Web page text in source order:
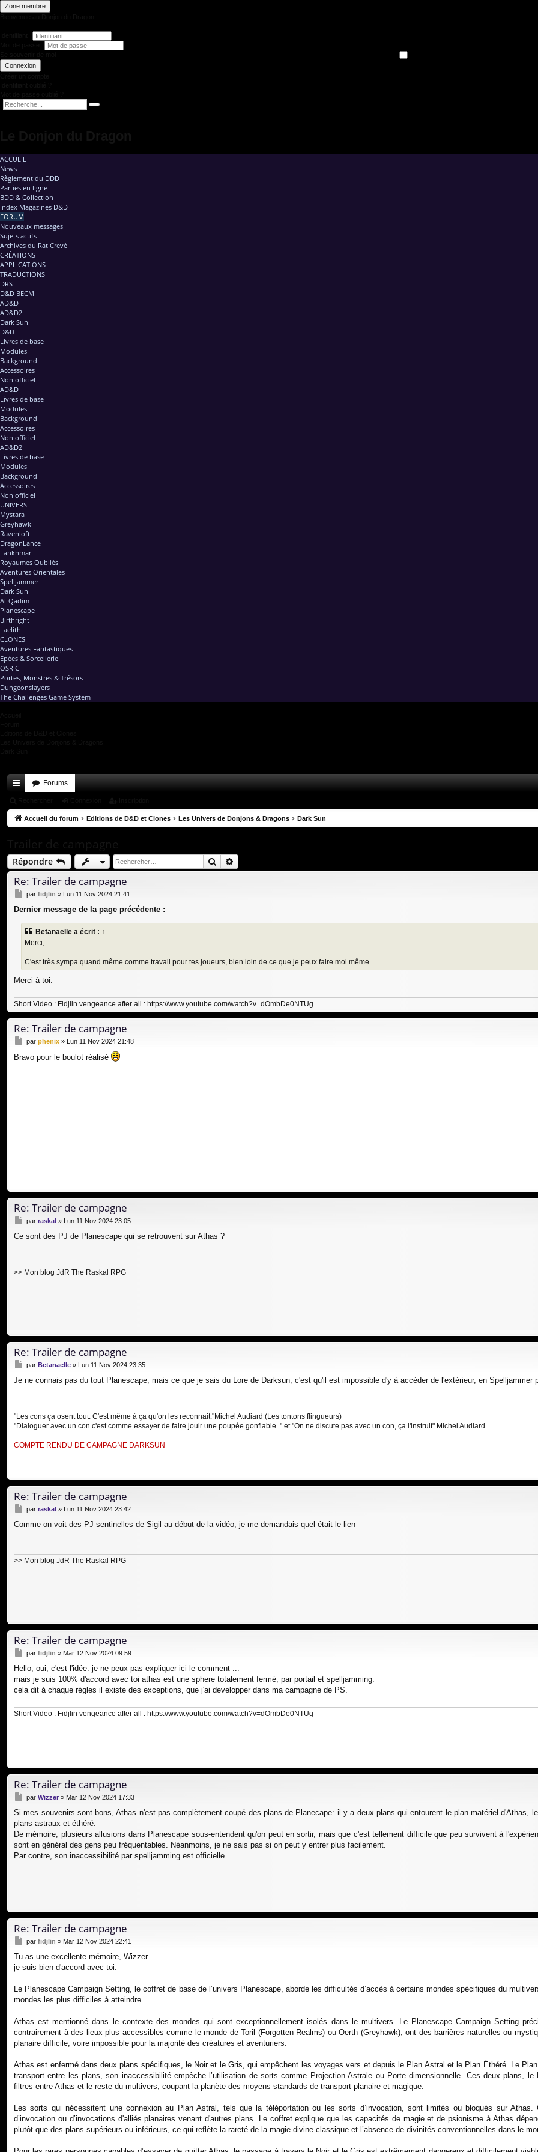
Zone membre
Connexion
ACCUEIL
News
Règlement du DDD
Parties en ligne
BDD & Collection
Index Magazines D&D
FORUM
Nouveaux messages
Sujets actifs
Archives du Rat Crevé
CRÉATIONS
APPLICATIONS
TRADUCTIONS
DRS
D&D BECMI
AD&D
AD&D2
Dark Sun
D&D
Livres de base
Modules
Background
Accessoires
Non officiel
AD&D
Livres de base
Modules
Background
Accessoires
Non officiel
AD&D2
Livres de base
Modules
Background
Accessoires
Non officiel
UNIVERS
Mystara
Greyhawk
Ravenloft
DragonLance
Lankhmar
Royaumes Oubliés
Aventures Orientales
Spelljammer
Dark Sun
Al-Qadim
Planescape
Birthright
Laelith
CLONES
Aventures Fantastiques
Epées & Sorcellerie
OSRIC
Portes, Monstres & Trésors
Dungeonslayers
The Challenges Game System
co
ci
s
Forums
Accueil du forum Editions de D&D et Clones Les Univers de Donjons & Dragons Dark Sun
Répondre Rechercher
Re: Trailer de campagne
M
s
a
g
e
par fidjlin » Lun 11 Nov 2024 21:41
Dernier message de la page précédente :
Betanaelle a écrit : ↑
Merci,
C'est très sympa quand même comme travail pour tes joueurs, bien loin de ce que je peux faire moi même.
Merci à toi.
Short Video : Fidjlin vengeance after all : https://www.youtube.com/watch?v=dOmbDe0NTUg
Re: Trailer de campagne
M
s
par phenix » Lun 11 Nov 2024 21:48
Bravo pour le boulot réalisé
Re: Trailer de campagne
M
s
g
e
par raskal » Lun 11 Nov 2024 23:05
Ce sont des PJ de Planescape qui se retrouvent sur Athas ?
>> Mon blog JdR The Raskal RPG
Re: Trailer de campagne
M
s
g
e
par Betanaelle » Lun 11 Nov 2024 23:35
Je ne connais pas du tout Planescape, mais ce que je sais du Lore de Darksun, c'est qu'il est impossible d'y à accéder de l'extérieur, en Spelljammer
"Les cons ça osent tout. C'est même à ça qu'on les reconnait."Michel Audiard (Les tontons flingueurs)
"Dialoguer avec un con c'est comme essayer de faire jouir une poupée gonflable. " et "On ne discute pas avec un con, ça l'instruit" Michel Audiard
COMPTE RENDU DE CAMPAGNE DARKSUN
Re: Trailer de campagne
M
s
g
e
par raskal » Lun 11 Nov 2024 23:42
Comme on voit des PJ sentinelles de Sigil au début de la vidéo, je me demandais quel était le lien
>> Mon blog JdR The Raskal RPG
Re: Trailer de campagne
M
s
s
a
e
par fidjlin » Mar 12 Nov 2024 09:59
Hello, oui, c'est l'idée. je ne peux pas expliquer ici le comment ...
mais je suis 100% d'accord avec toi athas est une sphere totalement fermé, par portail et spelljamming.
cela dit à chaque régles il existe des exceptions, que j'ai developper dans ma campagne de PS.
Short Video : Fidjlin vengeance after all : https://www.youtube.com/watch?v=dOmbDe0NTUg
Re: Trailer de campagne
M
s
s
a
g
par Wizzer » Mar 12 Nov 2024 17:33
Si mes souvenirs sont bons, Athas n'est pas complètement coupé des plans de Planecape: il y a deux plans qui entourent le plan matériel d'Athas,
plans astraux et éthéré.
De mémoire, plusieurs allusions dans Planescape sous-entendent qu'on peut en sortir, mais que c'est tellement difficile que peu survivent à
sont en général des gens peu fréquentables. Néanmoins, je ne sais pas si on peut y entrer plus facilement.
Par contre, son inaccessibilité par spelljamming est officielle.
Re: Trailer de campagne
M
s
s
g
par fidjlin » Mar 12 Nov 2024 22:41
Tu as une excellente mémoire, Wizzer.
je suis bien d'accord avec toi.
Le Planescape Campaign Setting, le coffret de base de l’univers Planescape, aborde les difficultés d’accès à certains mondes spécifiques du
mondes les plus difficiles à atteindre.
Athas est mentionné dans le contexte des mondes qui sont exceptionnellement isolés dans le multivers. Le Planescape Campaign Setting
contrairement à des lieux plus accessibles comme le monde de Toril (Forgotten Realms) ou Oerth (Greyhawk), ont des barrières naturelles ou
planaire difficile, voire impossible pour la majorité des créatures et aventuriers.
Athas est enfermé dans deux plans spécifiques, le Noir et le Gris, qui empêchent les voyages vers et depuis le Plan Astral et le Plan Éthéré. Le
transport entre les plans, son inaccessibilité empêche l’utilisation de sorts comme Projection Astrale ou Porte dimensionnelle. Ces deux plans,
filtres entre Athas et le reste du multivers, coupant la planète des moyens standards de transport planaire et magique.
Les sorts qui nécessitent une connexion au Plan Astral, tels que la téléportation ou les sorts d’invocation, sont limités ou bloqués sur Athas.
d’invocation ou d’invocations d'alliés planaires venant d'autres plans. Le coffret explique que les capacités de magie et de psionisme à Athas
plutôt que des plans supérieurs ou inférieurs, ce qui reflète la rareté de la magie divine classique et l’absence de divinités conventionnelles dans le